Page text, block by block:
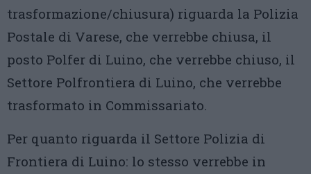
trasformazione/chiusura) riguarda la Polizia
Postale di Varese, che verrebbe chiusa, il
posto Polfer di Luino, che verrebbe chiuso, il
Settore Polfrontiera di Luino, che verrebbe
trasformato in Commissariato.
Per quanto riguarda il Settore Polizia di
Frontiera di Luino: lo stesso verrebbe in